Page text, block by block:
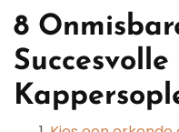
8
Succesvolle